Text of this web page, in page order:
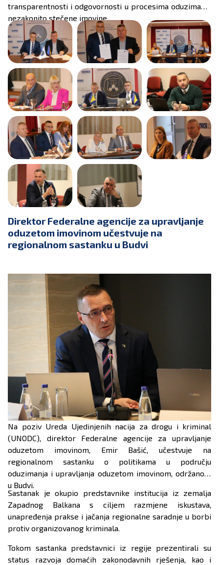
transparentnosti i odgovornosti u procesima oduzimanja
nezakonito stečene imovine.
Direktor Federalne agencije za upravljanje
oduzetom imovinom učestvuje na
regionalnom sastanku u Budvi
Na poziv Ureda Ujedinjenih nacija za drogu i kriminal
(UNODC), direktor Federalne agencije za upravljanje
oduzetom imovinom, Emir Bašić, učestvuje na
regionalnom sastanku o politikama u području
oduzimanja i upravljanja oduzetom imovinom, održanom
u Budvi.
Sastanak je okupio predstavnike institucija iz zemalja
Zapadnog Balkana s ciljem razmjene iskustava,
unapređenja prakse i jačanja regionalne saradnje u borbi
protiv organizovanog kriminala.
Tokom sastanka predstavnici iz regije prezentirali su
status razvoja domaćih zakonodavnih rješenja, kao i